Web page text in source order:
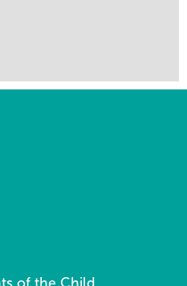
of the Child